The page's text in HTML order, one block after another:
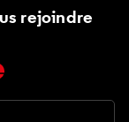
rejoindre